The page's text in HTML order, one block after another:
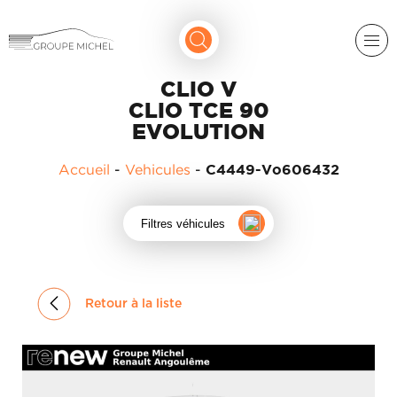
MICROCAR
SERVICES
MICHEL
ACADÉMIE
CLIO V
CLIO TCE 90
EVOLUTION
Accueil - Vehicules - C4449-Vo606432
Filtres véhicules
Retour à la liste